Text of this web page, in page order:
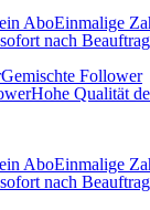
Einmalige
Gemischte Follower
Hohe Qualität
Einmalige